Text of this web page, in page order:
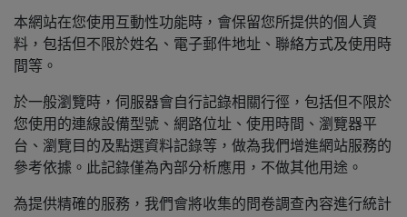
本網站在您使用互動性功能時，會保留您所提供的個人資
料，包括但不限於姓名、電子郵件地址、聯絡方式及使用時
間等。
於一般瀏覽時，伺服器會自行記錄相關行徑，包括但不限於
您使用的連線設備型號、網路位址、使用時間、瀏覽器平
台、瀏覽目的及點選資料記錄等，做為我們增進網站服務的
參考依據。此記錄僅為內部分析應用，不做其他用途。
為提供精確的服務，我們會將收集的問卷調查內容進行統計